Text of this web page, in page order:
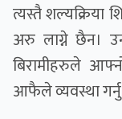
त्यस्तै शल्यक्रिया
अरु लाग्ने छैन।
बिरामीहरुले
आफैले व्यवस्था गर्नु